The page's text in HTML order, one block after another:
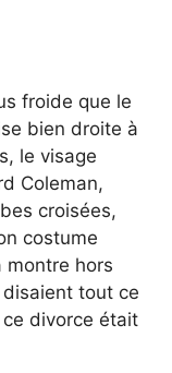
froide que le
bien droite à
le visage
Coleman,
croisées,
costume
montre hors
tout ce
ce divorce était